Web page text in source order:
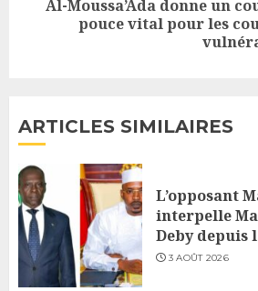
Next
Al-Moussa’Ada donne un
pouce vital pour les
ARTICLES SIMILAIRES
L’opposant
interpelle
Deby depuis
3 AOÛT 2026